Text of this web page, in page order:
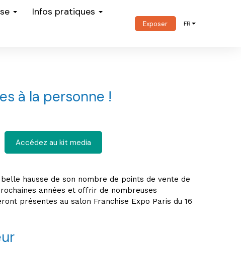
Infos pratiques
Exposer FR
à la personne !
Accédez au kit media
hausse de son nombre de points de vente de
années et offrir de nombreuses
présentes au salon Franchise Expo Paris du 16